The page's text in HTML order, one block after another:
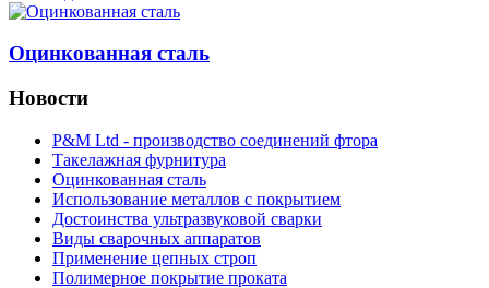
Оцинкованная сталь
Новости
P&M Ltd - производство соединений фтора
Такелажная фурнитура
Оцинкованная сталь
Использование металлов с покрытием
Достоинства ультразвуковой сварки
Виды сварочных аппаратов
Применение цепных строп
Полимерное покрытие проката